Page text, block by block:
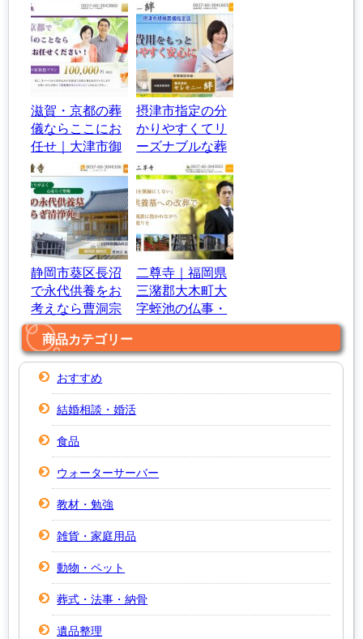
滋賀・京都の葬
儀ならここにお
任せ｜大津市御
陵町の葬儀社
【天恵】
摂津市指定の分
かりやすくてリ
ーズナブルな葬
儀社｜セレモニ
ー絆
静岡市葵区長沼
で永代供養をお
考えなら曹洞宗
｜法幢寺
二尊寺｜福岡県
三潴郡大木町大
字蛭池の仏事・
永代供養
商品カテゴリー
おすすめ
結婚相談・婚活
食品
ウォーターサーバー
教材・勉強
雑貨・家庭用品
動物・ペット
葬式・法事・納骨
遺品整理